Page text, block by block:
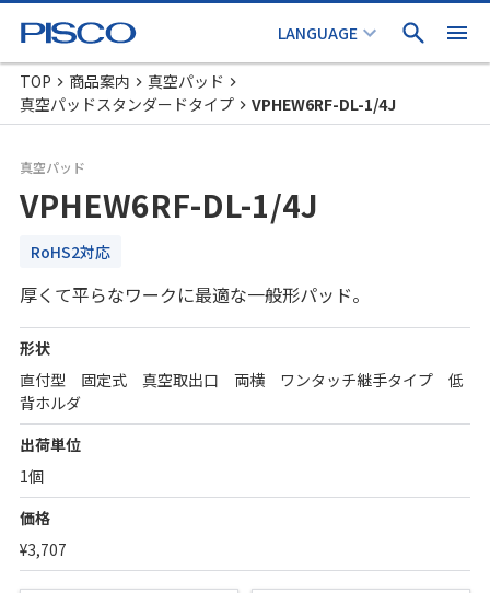
TOP 商品案内
真空パッド
真空パッドスタンダードタイプ
VPHEW6RF-DL-1/4J
真空パッド
VPHEW6RF-DL-1/4J
RoHS2対応
厚くて平らなワークに最適な一般形パッド。
形状
直付型 固定式 真空取出口 両横 ワンタッチ継手タイプ 低
背ホルダ
出荷単位
1個
価格
¥3,707